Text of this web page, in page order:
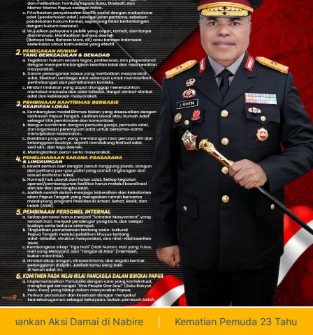
di Nabire | Kematian Pemuda 23 Tahun di Siriwini Masih